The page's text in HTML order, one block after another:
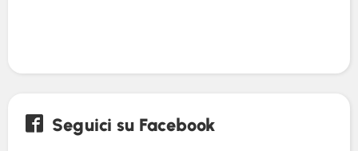
Seguici su Facebook